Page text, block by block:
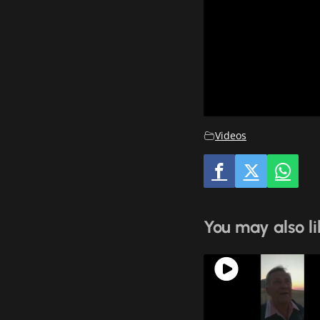
Videos
You may also